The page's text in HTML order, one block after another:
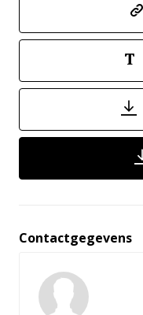
Contactgegevens